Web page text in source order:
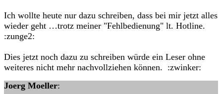
Ich wollte heute nur dazu schreiben, dass bei mir jetzt alles
wieder geht …trotz meiner "Fehlbedienung" lt. Hotline.
:zunge2:
Dies jetzt noch dazu zu schreiben würde ein Leser ohne
weiteres nicht mehr nachvollziehen können. :zwinker:
Joerg Moeller: